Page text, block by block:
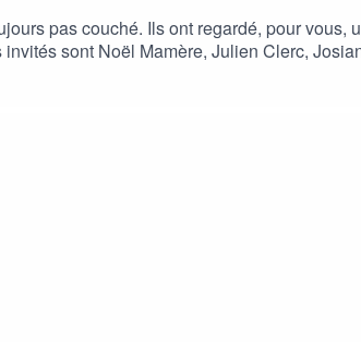
pas couché. Ils ont regardé, pour vous,
sont Noël Mamère, Julien Clerc,
l'expérience totale, vous pouvez
TPC - S02E03Episode enregistré en